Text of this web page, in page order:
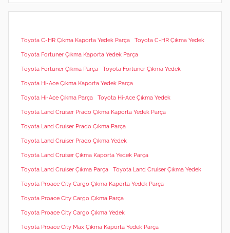
Toyota C-HR Çıkma Kaporta Yedek Parça Toyota C-HR Çıkma Yedek
Toyota Fortuner Çıkma Kaporta Yedek Parça
Toyota Fortuner Çıkma Parça Toyota Fortuner Çıkma Yedek
Toyota Hi-Ace Çıkma Kaporta Yedek Parça
Toyota Hi-Ace Çıkma Parça Toyota Hi-Ace Çıkma Yedek
Toyota Land Cruiser Prado Çıkma Kaporta Yedek Parça
Toyota Land Cruiser Prado Çıkma Parça
Toyota Land Cruiser Prado Çıkma Yedek
Toyota Land Cruiser Çıkma Kaporta Yedek Parça
Toyota Land Cruiser Çıkma Parça Toyota Land Cruiser Çıkma Yedek
Toyota Proace City Cargo Çıkma Kaporta Yedek Parça
Toyota Proace City Cargo Çıkma Parça
Toyota Proace City Cargo Çıkma Yedek
Toyota Proace City Max Çıkma Kaporta Yedek Parça